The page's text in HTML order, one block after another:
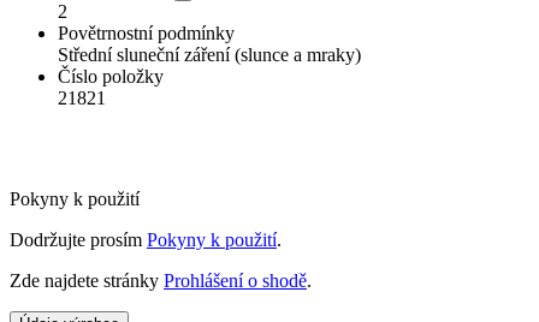
2
Povětrnostní podmínky
Střední sluneční záření (slunce a mraky)
Číslo položky
21821
Pokyny k použití
Dodržujte prosím Pokyny k použití.
Zde najdete stránky Prohlášení o shodě.